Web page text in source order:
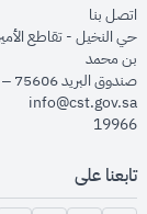
اتصل بنا
حي النخيل - تقاطع
بن محمد
صندوق البريد 75606 – الرياض 11588
info@cst.gov.sa
19966
تابعنا على